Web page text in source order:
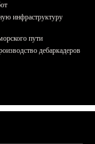
инфраструктуру
пути
дебаркадеров